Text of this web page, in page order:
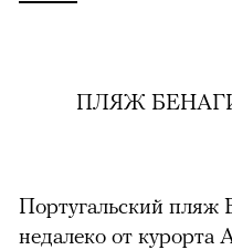
ПЛЯЖ
Португальский пляж
недалеко от курорта